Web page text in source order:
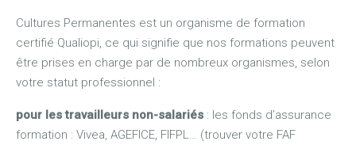
Cultures Permanentes est un organisme de formation
certifié Qualiopi, ce qui signifie que nos formations peuvent
être prises en charge par de nombreux organismes, selon
votre statut professionnel :
pour les travailleurs non-salariés : les fonds d’assurance
formation : Vivea, AGEFICE, FIFPL… (trouver votre FAF